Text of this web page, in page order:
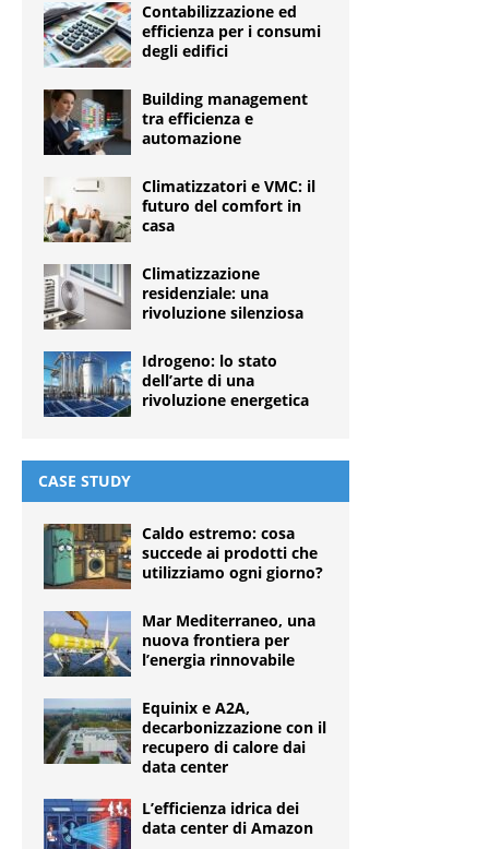
Contabilizzazione ed
efficienza per i consumi
degli edifici
Building management
tra efficienza e
automazione
Climatizzatori e VMC: il
futuro del comfort in
casa
Climatizzazione
residenziale: una
rivoluzione silenziosa
Idrogeno: lo stato
dell’arte di una
rivoluzione energetica
CASE STUDY
Caldo estremo: cosa
succede ai prodotti che
utilizziamo ogni giorno?
Mar Mediterraneo, una
nuova frontiera per
l’energia rinnovabile
Equinix e A2A,
decarbonizzazione con il
recupero di calore dai
data center
L’efficienza idrica dei
data center di Amazon